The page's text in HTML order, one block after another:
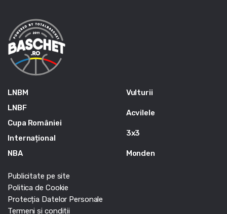
LNBM
LNBF
Cupa României
Internațional
NBA
Vulturii
Acvilele
3x3
Monden
Publicitate pe site
Politica de Cookie
Protecția Datelor Personale
Termeni si conditii